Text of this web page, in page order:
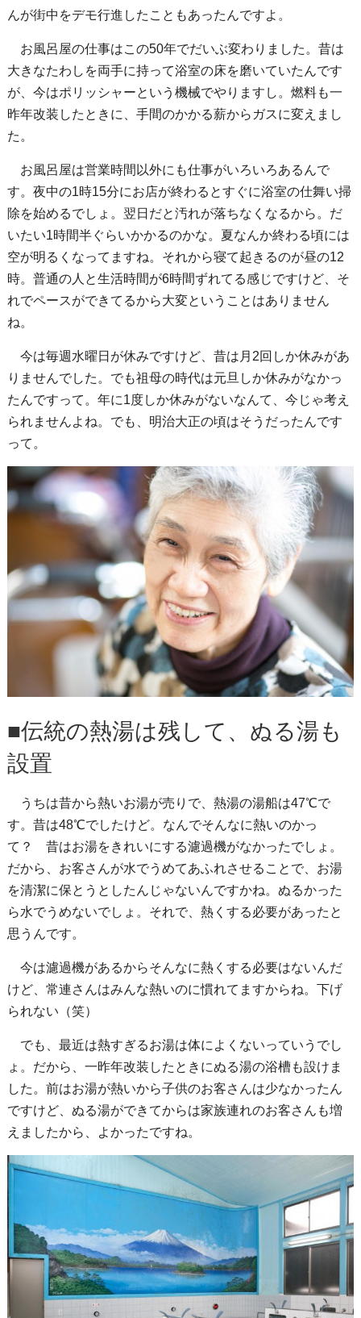
んが街中をデモ行進したこともあったんですよ。
お風呂屋の仕事はこの50年でだいぶ変わりました。昔は
大きなたわしを両手に持って浴室の床を磨いていたんです
が、今はポリッシャーという機械でやりますし。燃料も一
昨年改装したときに、手間のかかる薪からガスに変えまし
た。
お風呂屋は営業時間以外にも仕事がいろいろあるんで
す。夜中の1時15分にお店が終わるとすぐに浴室の仕舞い掃
除を始めるでしょ。翌日だと汚れが落ちなくなるから。だ
いたい1時間半ぐらいかかるのかな。夏なんか終わる頃には
空が明るくなってますね。それから寝て起きるのが昼の12
時。普通の人と生活時間が6時間ずれてる感じですけど、そ
れでペースができてるから大変ということはありません
ね。
今は毎週水曜日が休みですけど、昔は月2回しか休みがあ
りませんでした。でも祖母の時代は元旦しか休みがなかっ
たんですって。年に1度しか休みがないなんて、今じゃ考え
られませんよね。でも、明治大正の頃はそうだったんです
って。
■伝統の熱湯は残して、ぬる湯も
設置
うちは昔から熱いお湯が売りで、熱湯の湯船は47℃で
す。昔は48℃でしたけど。なんでそんなに熱いのかっ
て？ 昔はお湯をきれいにする濾過機がなかったでしょ。
だから、お客さんが水でうめてあふれさせることで、お湯
を清潔に保とうとしたんじゃないんですかね。ぬるかった
ら水でうめないでしょ。それで、熱くする必要があったと
思うんです。
今は濾過機があるからそんなに熱くする必要はないんだ
けど、常連さんはみんな熱いのに慣れてますからね。下げ
られない（笑）
でも、最近は熱すぎるお湯は体によくないっていうでし
ょ。だから、一昨年改装したときにぬる湯の浴槽も設けま
した。前はお湯が熱いから子供のお客さんは少なかったん
ですけど、ぬる湯ができてからは家族連れのお客さんも増
えましたから、よかったですね。